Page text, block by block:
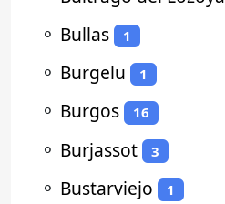
⚬ Bullas 1
⚬ Burgelu 1
⚬ Burgos 16
⚬ Burjassot 3
⚬ Bustarviejo 1